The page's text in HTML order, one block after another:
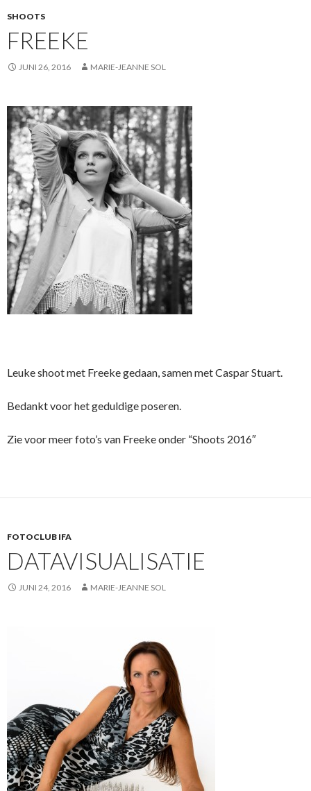
SHOOTS
FREEKE
JUNI 26, 2016 MARIE-JEANNE SOL
Leuke shoot met Freeke gedaan, samen met Caspar Stuart.
Bedankt voor het geduldige poseren.
Zie voor meer foto’s van Freeke onder “Shoots 2016″
FOTOCLUB IFA
DATAVISUALISATIE
JUNI 24, 2016 MARIE-JEANNE SOL